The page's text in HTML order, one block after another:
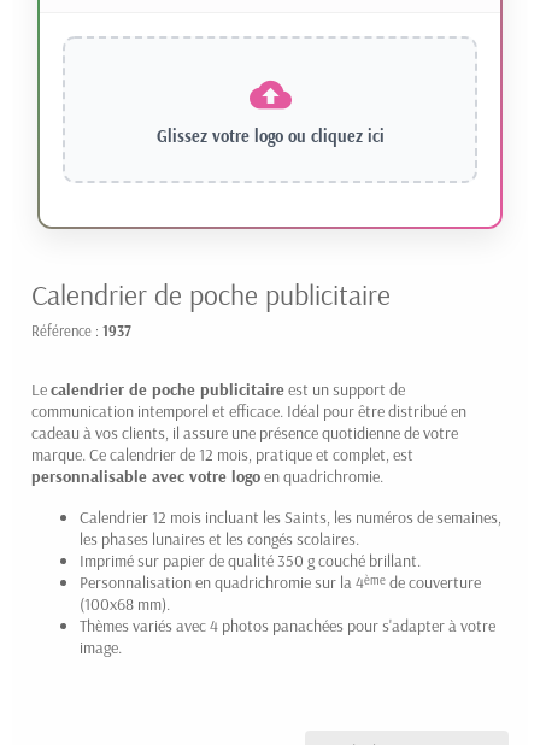
Glissez votre logo ou cliquez ici
Calendrier de poche publicitaire
Référence : 1937
Lecalendrier de poche publicitaireest un support de
communication intemporel et efficace. Idéal pour être distribué en
cadeau à vos clients, il assure une présence quotidienne de votre
marque. Ce calendrier de 12 mois, pratique et complet, est
personnalisable avec votre logoen quadrichromie.
Calendrier 12 mois incluant les Saints, les numéros de semaines,
les phases lunaires et les congés scolaires.
Imprimé sur papier de qualité 350 g couché brillant.
Personnalisation en quadrichromie sur la 4ème de couverture
(100x68 mm).
Thèmes variés avec 4 photos panachées pour s'adapter à votre
image.